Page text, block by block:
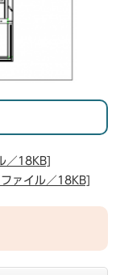
／18KB]
ァイル／18KB]